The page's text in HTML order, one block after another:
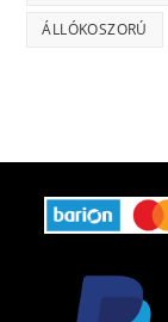
ÁLLÓKOSZORÚ